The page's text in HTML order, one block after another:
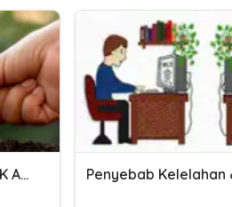
LITERASI KEUANGAN PRODUK ASURANSI DAN DANA PENSIUN